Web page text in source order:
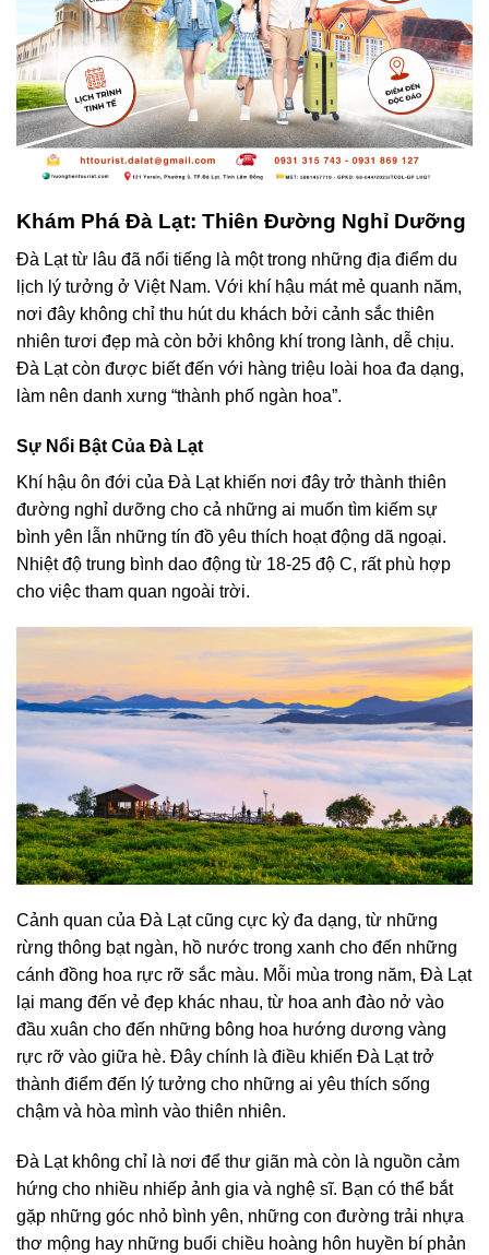
Khám Phá Đà Lạt: Thiên Đường Nghỉ Dưỡng
Đà Lạt từ lâu đã nổi tiếng là một trong những địa điểm du
lịch lý tưởng ở Việt Nam. Với khí hậu mát mẻ quanh năm,
nơi đây không chỉ thu hút du khách bởi cảnh sắc thiên
nhiên tươi đẹp mà còn bởi không khí trong lành, dễ chịu.
Đà Lạt còn được biết đến với hàng triệu loài hoa đa dạng,
làm nên danh xưng “thành phố ngàn hoa”.
Sự Nổi Bật Của Đà Lạt
Khí hậu ôn đới của Đà Lạt khiến nơi đây trở thành thiên
đường nghỉ dưỡng cho cả những ai muốn tìm kiếm sự
bình yên lẫn những tín đồ yêu thích hoạt động dã ngoại.
Nhiệt độ trung bình dao động từ 18-25 độ C, rất phù hợp
cho việc tham quan ngoài trời.
Cảnh quan của Đà Lạt cũng cực kỳ đa dạng, từ những
rừng thông bạt ngàn, hồ nước trong xanh cho đến những
cánh đồng hoa rực rỡ sắc màu. Mỗi mùa trong năm, Đà Lạt
lại mang đến vẻ đẹp khác nhau, từ hoa anh đào nở vào
đầu xuân cho đến những bông hoa hướng dương vàng
rực rỡ vào giữa hè. Đây chính là điều khiến Đà Lạt trở
thành điểm đến lý tưởng cho những ai yêu thích sống
chậm và hòa mình vào thiên nhiên.
Đà Lạt không chỉ là nơi để thư giãn mà còn là nguồn cảm
hứng cho nhiều nhiếp ảnh gia và nghệ sĩ. Bạn có thể bắt
gặp những góc nhỏ bình yên, những con đường trải nhựa
thơ mộng hay những buổi chiều hoàng hôn huyền bí phản